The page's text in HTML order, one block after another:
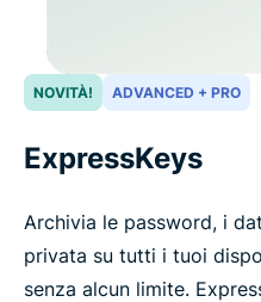
NOVITÀ! ADVANCED + PRO
ExpressKeys
Archivia le password, i
privata su tutti i tuoi
senza alcun limite.